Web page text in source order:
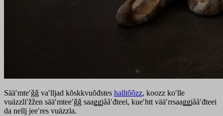
Sääʹmteʹǧǧ vaʹlljad kõskkvuõđstes halltõõzz, koozz koʹlle
vuäzzliʹžžen sääʹmteeʹǧǧ saaǥǥjååʹđteei, kueʹhtt vääʹrrsaaǥǥjååʹđteei
da nellj jeeʹres vuäzzla.